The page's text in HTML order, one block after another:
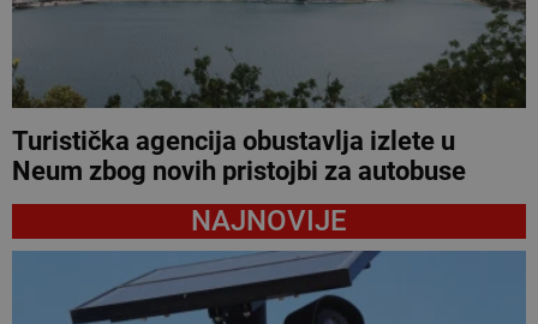
Turistička agencija obustavlja izlete u
Neum zbog novih pristojbi za autobuse
NAJNOVIJE